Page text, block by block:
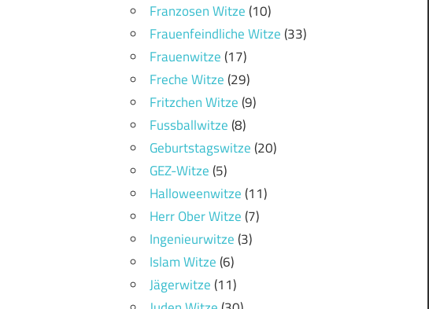
Franzosen Witze(10)
Frauenfeindliche Witze(33)
Frauenwitze(17)
Freche Witze(29)
Fritzchen Witze(9)
Fussballwitze(8)
Geburtstagswitze(20)
GEZ-Witze(5)
Halloweenwitze(11)
Herr Ober Witze(7)
Ingenieurwitze(3)
Islam Witze(6)
Jägerwitze(11)